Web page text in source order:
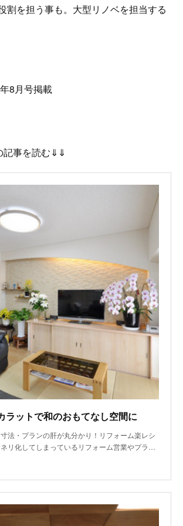
割を担う事も。大型リノベを担当する
8月号掲載
記事を読む⇓⇓
ラットで和のおもてなし空間に
法・プランの肝が丸分かり！リフォーム楽レシ
リ化してしまっているリフォーム営業やプラ…